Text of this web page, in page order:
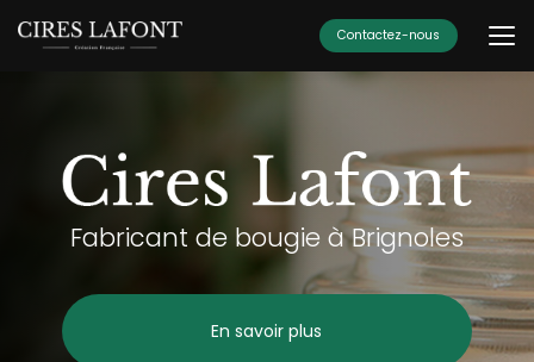
au
contenu
Contactez-nous
Fabricant de bougie à Brignoles
En savoir plus